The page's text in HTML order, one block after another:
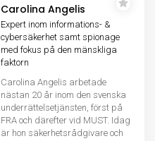
Carolina Angelis
Expert inom informations- &
cybersäkerhet samt spionage
med fokus på den mänskliga
faktorn
Carolina Angelis arbetade
nästan 20 år inom den svenska
underrättelsetjänsten, först på
FRA och därefter vid MUST. Idag
är hon säkerhetsrådgivare och